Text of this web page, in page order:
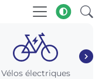
Vélos électriques